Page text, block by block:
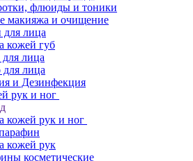
флюиды и тоники
макияжа и очищение
лица
кожей губ
лица
лица
и Дезинфекция
рук и ног
кожей рук и ног
кожей рук
косметические